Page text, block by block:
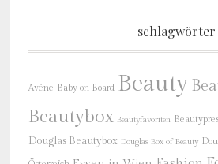
schlagwörter
Avène Baby on Board Beauty
Beautybox Beautyfavoriten
Douglas Beautybox Douglas Box of Beauty